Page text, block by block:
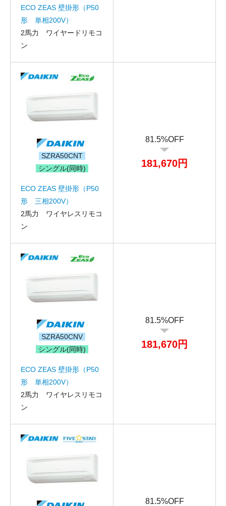
ECO ZEAS 壁掛形（P50
形 単相200V）
2馬力 ワイヤードリモコ
ン
SZRA50CNT
シングル(同時)
ECO ZEAS 壁掛形（P50
形 三相200V）
2馬力 ワイヤレスリモコ
ン
81.5%OFF
181,670円
SZRA50CNV
シングル(同時)
ECO ZEAS 壁掛形（P50
形 単相200V）
2馬力 ワイヤレスリモコ
ン
81.5%OFF
181,670円
81.5%OFF
(ご選択ください)